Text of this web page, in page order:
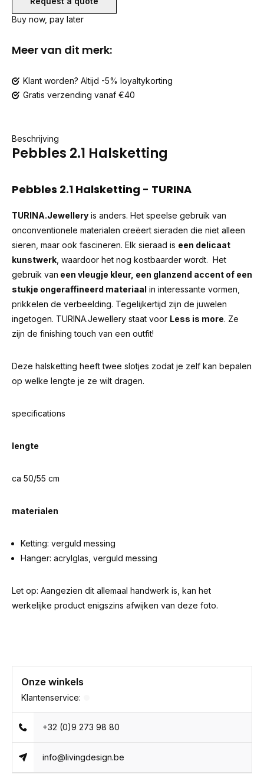
Buy now, pay later
Meer van dit merk:
Klant worden? Altijd -5% loyaltykorting
Gratis verzending vanaf €40
Beschrijving
Pebbles 2.1 Halsketting
Pebbles 2.1 Halsketting - TURINA
TURINA.Jewellery is anders. Het speelse gebruik van
onconventionele materialen creëert sieraden die niet alleen
sieren, maar ook fascineren. Elk sieraad is een delicaat
kunstwerk , waardoor het nog kostbaarder wordt. Het
gebruik van een vleugje kleur, een glanzend accent of een
stukje ongeraffineerd materiaal in interessante vormen,
prikkelen de verbeelding. Tegelijkertijd zijn de juwelen
ingetogen. TURINA.Jewellery staat voor Less is more. Ze
zijn de finishing touch van een outfit!
Deze halsketting heeft twee slotjes zodat je zelf kan bepalen
op welke lengte je ze wilt dragen.
specifications
lengte
ca 50/55 cm
materialen
Ketting: verguld messing
Hanger: acrylglas, verguld messing
Let op: Aangezien dit allemaal handwerk is, kan het
werkelijke product enigszins afwijken van deze foto.
Onze winkels
Klantenservice:
+32 (0)9 273 98 80
info@livingdesign.be